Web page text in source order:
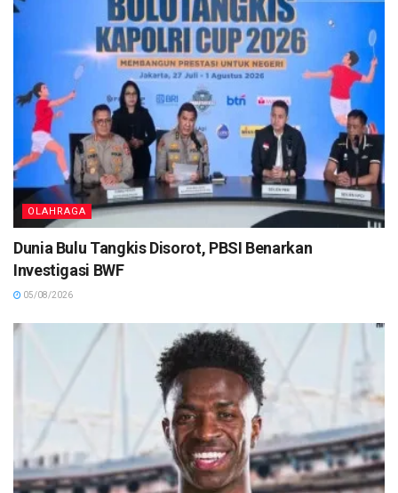
OLAHRAGA
Dunia Bulu Tangkis Disorot, PBSI Benarkan
Investigasi BWF
05/08/2026